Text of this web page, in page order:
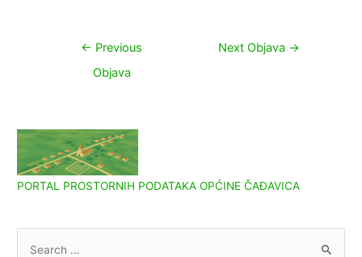
Navigacija
← Previous
Objava
Next Objava →
PORTAL PROSTORNIH PODATAKA OPĆINE ČAĐAVICA